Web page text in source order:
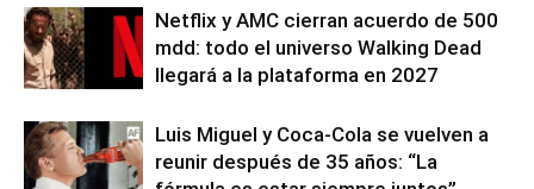
Netflix y AMC cierran acuerdo de 500
mdd: todo el universo Walking Dead
llegará a la plataforma en 2027
Luis Miguel y Coca-Cola se vuelven a
reunir después de 35 años: “La